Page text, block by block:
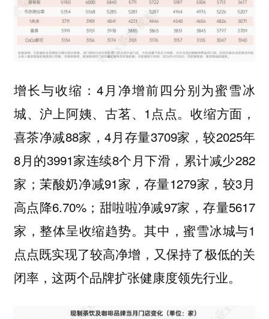
增长与收缩：4月净增前四分别为蜜雪冰
城、沪上阿姨、古茗、1点点。收缩方面，
喜茶净减88家，4月存量3709家，较2025年
8月的3991家连续8个月下滑，累计减少282
家；茉酸奶净减91家，存量1279家，较3月
高点降6.70%；甜啦啦净减97家，存量5617
家，整体呈收缩趋势。其中，蜜雪冰城与1
点点既实现了较高净增，又保持了极低的关
闭率，这两个品牌扩张健康度领先行业。